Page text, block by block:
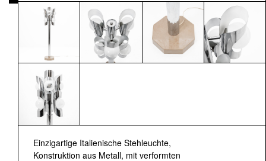
Einzigartige Italienische Stehleuchte,
Konstruktion aus Metall, mit verformten